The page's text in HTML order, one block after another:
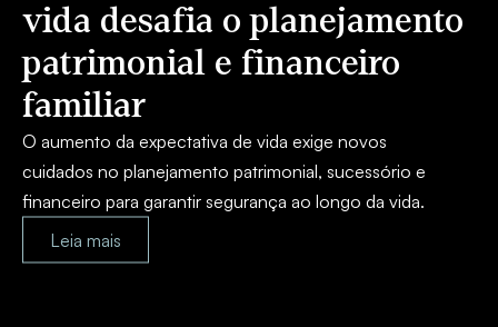
vida desafia o planejamento
patrimonial e financeiro
familiar
O aumento da expectativa de vida exige novos
cuidados no planejamento patrimonial, sucessório e
financeiro para garantir segurança ao longo da vida.
Leia mais